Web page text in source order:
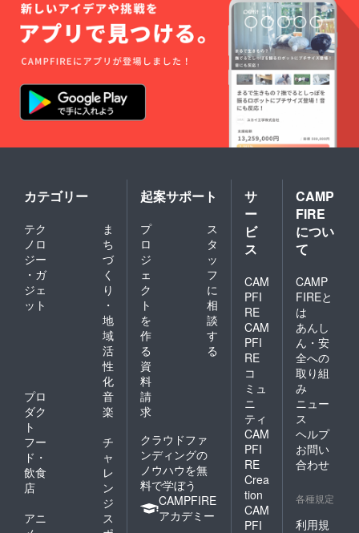
カテゴリー
テク
ノロ
ジー
・ガ
ジェ
ット
ま
ち
づ
く
り
・
地
域
活
性
化
プロ
ダク
ト
音
楽
フー
ド・
飲食
店
チ
ャ
レ
ン
ジ
アニ
ス
起案サポート
プ
ロ
ジ
ェ
ク
ト
を
作
る
ス
タ
ッ
フ
に
相
談
す
る
資
料
請
求
クラウドファ
ンディングの
ノウハウを無
料で学ぼう
CAMPFIRE
アカデミー
サ
ー
ビ
ス
CAM
PFI
RE
CAM
PFI
RE
コ
ミュ
ニ
ティ
CAM
PFI
RE
Crea
tion
CAM
PFI
CAMP
FIRE
につい
て
CAMP
FIREと
は
あんし
ん・安
全への
取り組
み
ニュー
ス
ヘルプ
お問い
合わせ
各種規定
利用規